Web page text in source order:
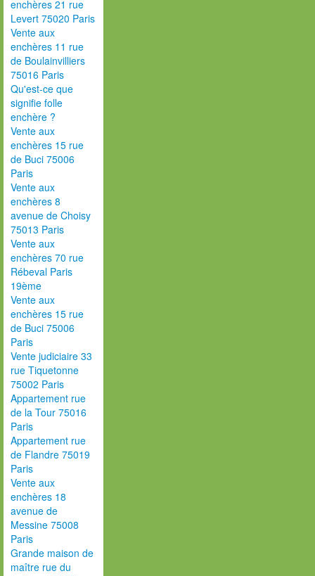
enchères 21 rue
Levert 75020 Paris
Vente aux
enchères 11 rue
de Boulainvilliers
75016 Paris
Qu'est-ce que
signifie folle
enchère ?
Vente aux
enchères 15 rue
de Buci 75006
Paris
Vente aux
enchères 8
avenue de Choisy
75013 Paris
Vente aux
enchères 70 rue
Rébeval Paris
19ème
Vente aux
enchères 15 rue
de Buci 75006
Paris
Vente judiciaire 33
rue Tiquetonne
75002 Paris
Appartement rue
de la Tour 75016
Paris
Appartement rue
de Flandre 75019
Paris
Vente aux
enchères 18
avenue de
Messine 75008
Paris
Grande maison de
maître rue du